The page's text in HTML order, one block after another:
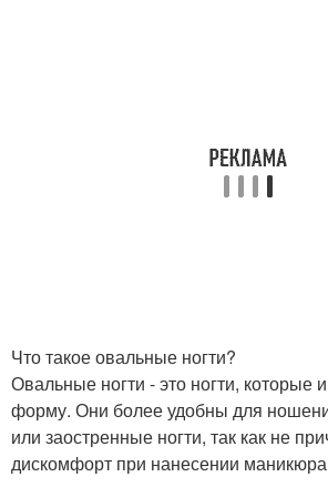
Что такое овальные ногти?
Овальные ногти - это ногти, которые
форму. Они более удобны для
или заостренные ногти, так как не
дискомфорт при нанесении